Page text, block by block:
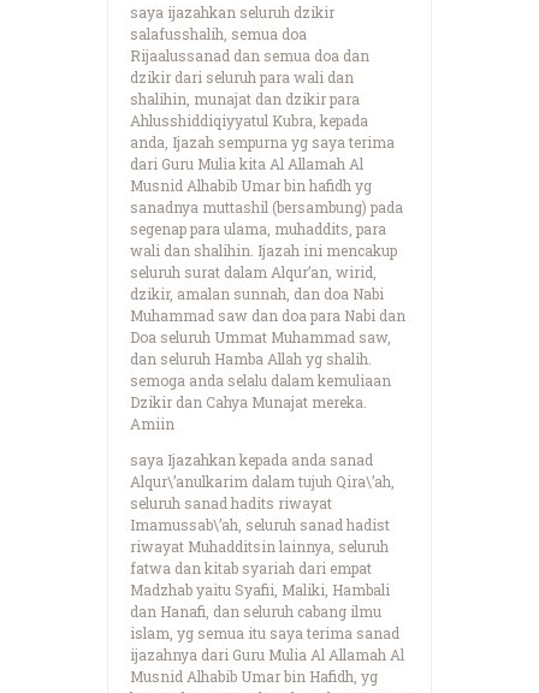
saya ijazahkan seluruh dzikir
salafusshalih, semua doa
Rijaalussanad dan semua doa dan
dzikir dari seluruh para wali dan
shalihin, munajat dan dzikir para
Ahlusshiddiqiyyatul Kubra, kepada
anda, Ijazah sempurna yg saya terima
dari Guru Mulia kita Al Allamah Al
Musnid Alhabib Umar bin hafidh yg
sanadnya muttashil (bersambung) pada
segenap para ulama, muhaddits, para
wali dan shalihin. Ijazah ini mencakup
seluruh surat dalam Alqur’an, wirid,
dzikir, amalan sunnah, dan doa Nabi
Muhammad saw dan doa para Nabi dan
Doa seluruh Ummat Muhammad saw,
dan seluruh Hamba Allah yg shalih.
semoga anda selalu dalam kemuliaan
Dzikir dan Cahya Munajat mereka.
Amiin
saya Ijazahkan kepada anda sanad
Alqur\’anulkarim dalam tujuh Qira\’ah,
seluruh sanad hadits riwayat
Imamussab\’ah, seluruh sanad hadist
riwayat Muhadditsin lainnya, seluruh
fatwa dan kitab syariah dari empat
Madzhab yaitu Syafii, Maliki, Hambali
dan Hanafi, dan seluruh cabang ilmu
islam, yg semua itu saya terima sanad
ijazahnya dari Guru Mulia Al Allamah Al
Musnid Alhabib Umar bin Hafidh, yg